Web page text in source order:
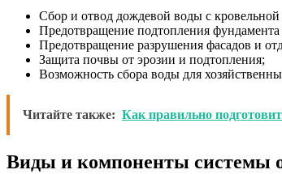
Сбор и отвод дождевой воды с кровельной
Предотвращение подтопления фундамента
Предотвращение разрушения фасадов и
Защита почвы от эрозии и подтопления;
Возможность сбора воды для
Читайте также: Как правильно
Виды и компоненты системы